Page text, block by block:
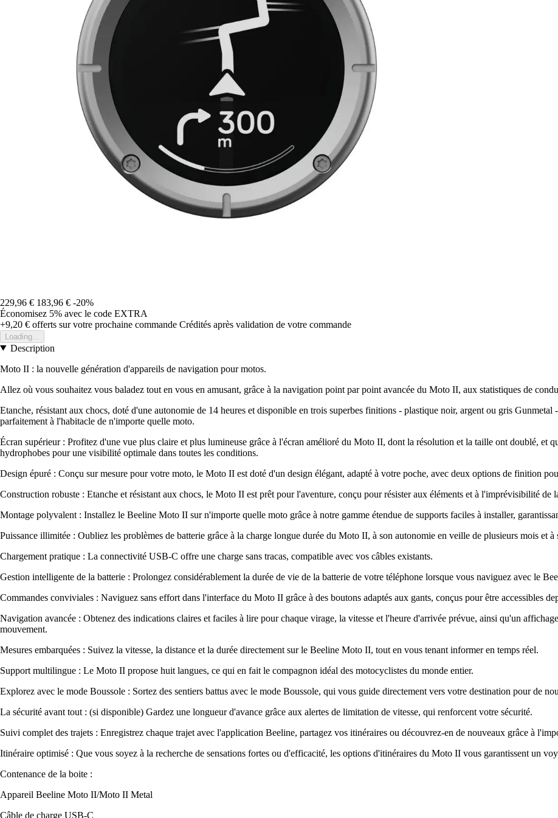
229,96 € 183,96 € -20%
Économisez 5% avec le code EXTRA
+9,20 € offerts sur votre prochaine commande Crédités après validation de votre commande
Loading...
Description
Moto II : la nouvelle génération d'appareils de navigation pour motos.
Allez où vous souhaitez vous baladez tout en vous en amusant, grâce à la navigation point par point avancée du Moto II, aux statistiques de
Etanche, résistant aux chocs, doté d'une autonomie de 14 heures et disponible en trois superbes finitions - plastique noir, argent ou gris
parfaitement à l'habitacle de n'importe quelle moto.
Écran supérieur : Profitez d'une vue plus claire et plus lumineuse grâce à l'écran amélioré du Moto II, dont la résolution et la taille ont doublé, et
hydrophobes pour une visibilité optimale dans toutes les conditions.
Design épuré : Conçu sur mesure pour votre moto, le Moto II est doté d'un design élégant, adapté à votre poche, avec deux options de finition
Construction robuste : Etanche et résistant aux chocs, le Moto II est prêt pour l'aventure, conçu pour résister aux éléments et à l'imprévisibilité de
Montage polyvalent : Installez le Beeline Moto II sur n'importe quelle moto grâce à notre gamme étendue de supports faciles à installer,
Puissance illimitée : Oubliez les problèmes de batterie grâce à la charge longue durée du Moto II, à son autonomie en veille de plusieurs mois et
Chargement pratique : La connectivité USB-C offre une charge sans tracas, compatible avec vos câbles existants.
Gestion intelligente de la batterie : Prolongez considérablement la durée de vie de la batterie de votre téléphone lorsque vous naviguez avec le
Commandes conviviales : Naviguez sans effort dans l'interface du Moto II grâce à des boutons adaptés aux gants, conçus pour être accessibles
Navigation avancée : Obtenez des indications claires et faciles à lire pour chaque virage, la vitesse et l'heure d'arrivée prévue, ainsi qu'un
mouvement.
Mesures embarquées : Suivez la vitesse, la distance et la durée directement sur le Beeline Moto II, tout en vous tenant informer en temps réel.
Support multilingue : Le Moto II propose huit langues, ce qui en fait le compagnon idéal des motocyclistes du monde entier.
Explorez avec le mode Boussole : Sortez des sentiers battus avec le mode Boussole, qui vous guide directement vers votre destination pour de
La sécurité avant tout : (si disponible) Gardez une longueur d'avance grâce aux alertes de limitation de vitesse, qui renforcent votre sécurité.
Suivi complet des trajets : Enregistrez chaque trajet avec l'application Beeline, partagez vos itinéraires ou découvrez-en de nouveaux grâce à
Itinéraire optimisé : Que vous soyez à la recherche de sensations fortes ou d'efficacité, les options d'itinéraires du Moto II vous garantissent un
Contenance de la boite :
Appareil Beeline Moto II/Moto II Metal
Câble de charge USB-C